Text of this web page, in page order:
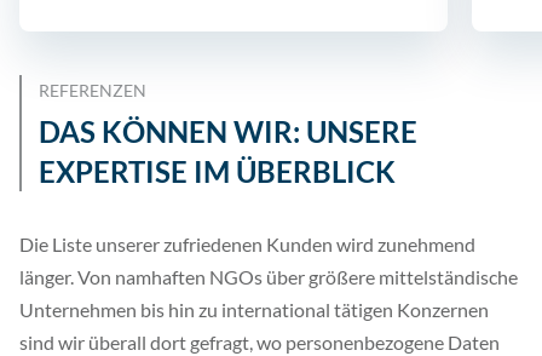
REFERENZEN
DAS KÖNNEN WIR: UNSERE
EXPERTISE IM ÜBERBLICK
Die Liste unserer zufriedenen Kunden wird zunehmend
länger. Von namhaften NGOs über größere mittelständische
Unternehmen bis hin zu international tätigen Konzernen
sind wir überall dort gefragt, wo personenbezogene Daten